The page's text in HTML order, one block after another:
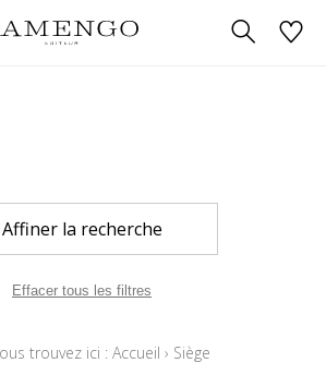
Affiner la recherche
Effacer tous les filtres
trouvez ici : Accueil › Siège